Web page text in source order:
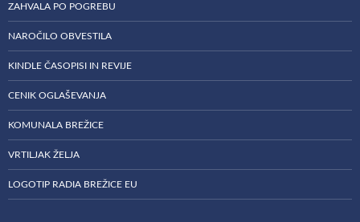
ZAHVALA PO POGREBU
NAROČILO OBVESTILA
KINDLE ČASOPISI IN REVIJE
CENIK OGLAŠEVANJA
KOMUNALA BREŽICE
VRTILJAK ŽELJA
LOGOTIP RADIA BREŽICE EU